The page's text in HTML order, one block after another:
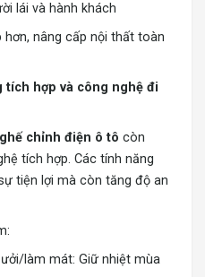
lái và hành khách
nâng cấp nội thất toàn
tích hợp và công nghệ đi
ghế chỉnh điện ô tô còn
tích hợp. Các tính năng
tiện lợi mà còn tăng độ an
làm mát: Giữ nhiệt mùa